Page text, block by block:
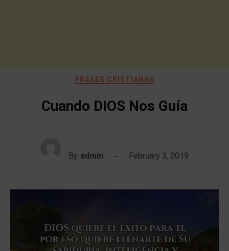
FRASES CRISTIANAS
Cuando DIOS Nos Guía
By admin February 3, 2019